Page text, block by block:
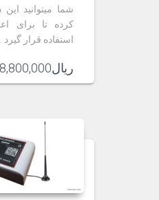
شما میتوانید
کرده تا برای
استفاده قرار گیرد .
ریال8,800,000